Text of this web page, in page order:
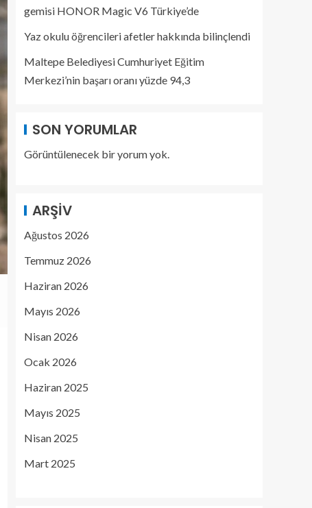
gemisi HONOR Magic V6 Türkiye’de
Yaz okulu öğrencileri afetler hakkında bilinçlendi
Maltepe Belediyesi Cumhuriyet Eğitim
Merkezi’nin başarı oranı yüzde 94,3
SON YORUMLAR
Görüntülenecek bir yorum yok.
ARŞIV
Ağustos 2026
Temmuz 2026
Haziran 2026
Mayıs 2026
Nisan 2026
Ocak 2026
Haziran 2025
Mayıs 2025
Nisan 2025
Mart 2025